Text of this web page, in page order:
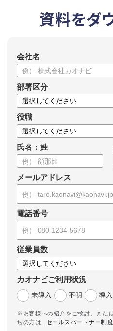
資料をダ
会社名
部署区分
役職
氏名：姓
メールアドレス
電話番号
従業員数
カオナビご利用状況
未導入
不明 導
※お客様への紹介をご検討、また
ちの方は
セールスパートナー制